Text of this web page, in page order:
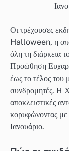
Οι τρέχουσες
Halloween, η
όλη τη διάρκεια
Προώθηση
έως το τέλος του
συνδρομητές. Η
αποκλειστικές
κορυφώνοντας με
Ιανουάριο.